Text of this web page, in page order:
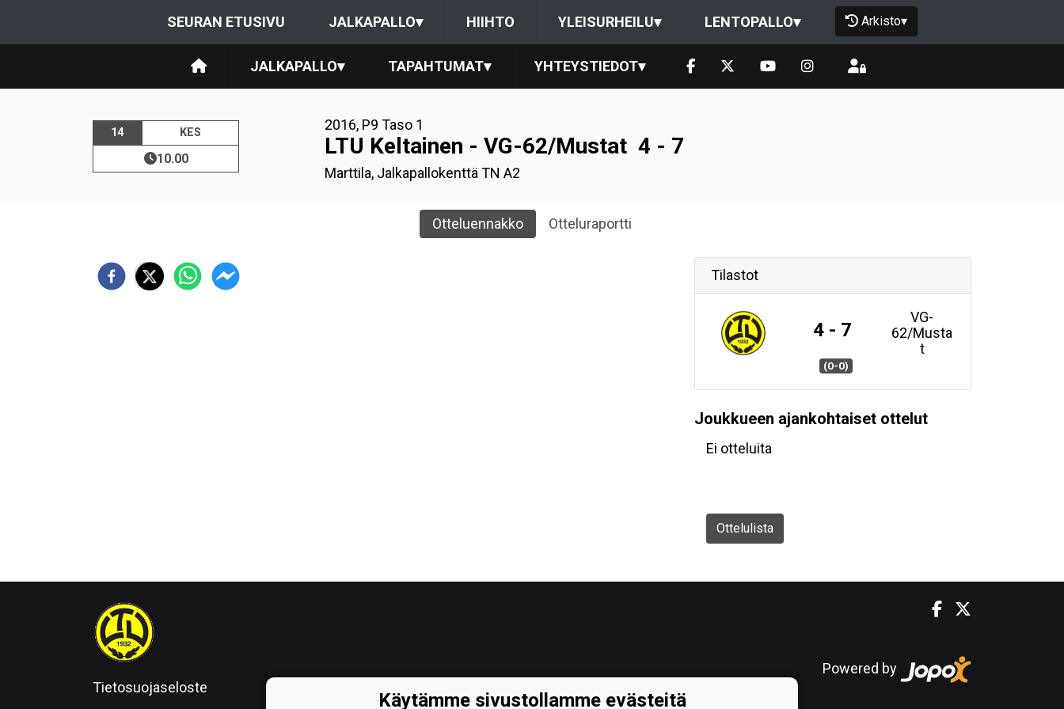
SEURAN ETUSIVU JALKAPALLO▾ HIIHTO YLEISURHEILU▾ LENTOPALLO▾ Arkisto▾
JALKAPALLO▾ TAPAHTUMAT▾ YHTEYSTIEDOT▾
14 KES
10.00
2016, P9 Taso 1
LTU Keltainen - VG-62/Mustat 4 - 7
Marttila, Jalkapallokenttä TN A2
Otteluennakko Otteluraportti
Tilastot
4 - 7
VG-
62/Musta
t
(0-0)
Joukkueen ajankohtaiset ottelut
Ei otteluita
Ottelulista
Tietosuojaseloste
Powered by
Käytämme sivustollamme evästeitä